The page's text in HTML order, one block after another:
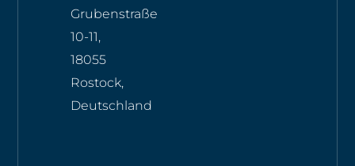
Grubenstraße
10-11,
18055
Rostock,
Deutschland